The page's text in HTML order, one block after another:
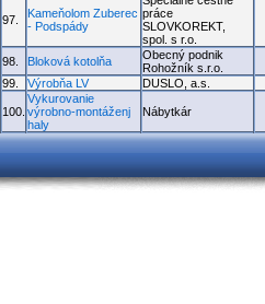
97.
Kameňolom Zuberec
- Podspády
práce
SLOVKOREKT,
spol. s r.o.
98. Bloková kotolňa
Obecný podnik
Rohožník s.r.o.
99.
Výrobňa LV DUSLO, a.s.
100.
Vykurovanie
výrobno-montáženj
haly
Nábytkár